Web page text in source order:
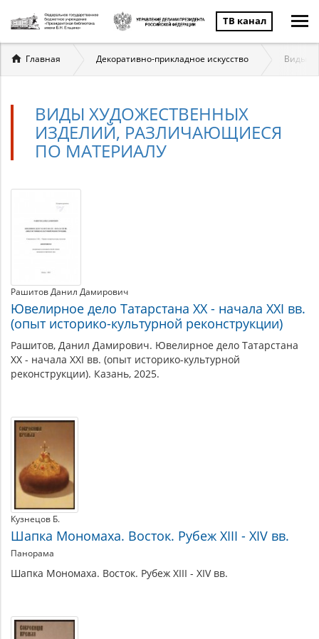
ТВ канал
Вы
здесь
Главная Декоративно-прикладное искусство Виды
ВИДЫ ХУДОЖЕСТВЕННЫХ
ИЗДЕЛИЙ, РАЗЛИЧАЮЩИЕСЯ
ПО МАТЕРИАЛУ
Виды
художественных
изделий,
различающиеся
по
материалу
Материалы
теме
Рашитов Данил Дамирович
Ювелирное дело Татарстана XX - начала XXI вв.
(опыт историко-культурной реконструкции)
Рашитов, Данил Дамирович. Ювелирное дело Татарстана
XX - начала XXI вв. (опыт историко-культурной
реконструкции). Казань, 2025.
Кузнецов Б.
Шапка Мономаха. Восток. Рубеж XIII - XIV вв.
Панорама
Шапка Мономаха. Восток. Рубеж XIII - XIV вв.